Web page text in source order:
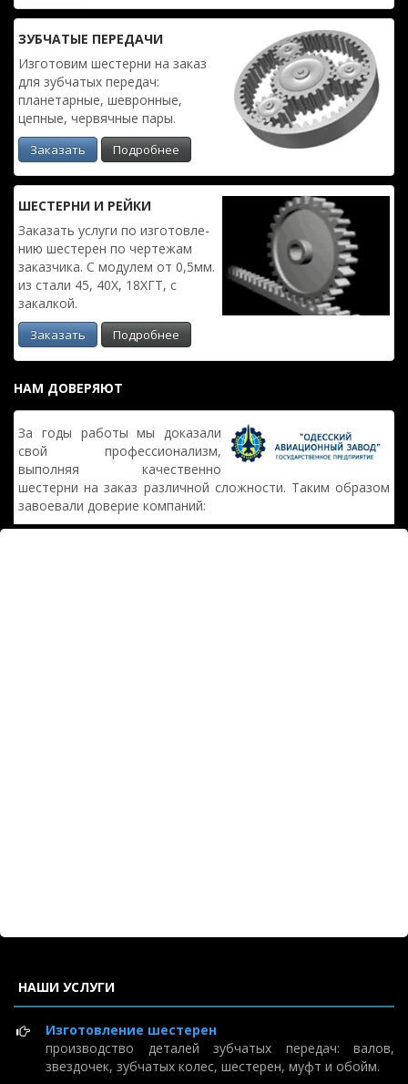
ЗУБЧАТЫЕ ПЕРЕДАЧИ
Изготовим шестерни на заказ
для зубчатых передач:
планетарные, шевронные,
цепные, червячные пары.
Заказать Подробнее
ШЕСТЕРНИ И РЕЙКИ
Заказать услуги по изготовле­
нию шестерен по чертежам
заказчика. С модулем от 0,5мм.
из стали 45, 40Х, 18ХГТ, с
закалкой.
Заказать Подробнее
НАМ ДОВЕРЯЮТ
За годы работы мы доказали
свой профессионализм,
выполняя качественно
шестерни на заказ различной сложности. Таким образом
завоевали доверие компаний:
НАШИ УСЛУГИ
Изготовление шестерен
производство деталей зубчатых передач: валов,
звездочек, зубчатых колес, шестерен, муфт и обойм.